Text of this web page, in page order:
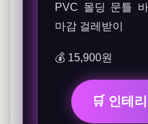
PVC 몰딩 문틀
마감 걸레받이
💰 15,900원
🛒 인테